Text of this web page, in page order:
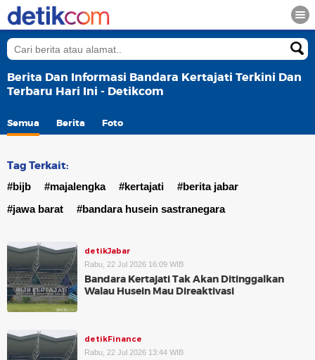
Berita Dan Informasi Bandara Kertajati Terkini Dan
Terbaru Hari Ini - Detikcom
Semua Berita Foto
Tag Terkait:
#bijb #majalengka #kertajati
#berita jabar
#jawa barat
#bandara husein sastranegara
detikJabar
Rabu, 22 Jul 2026 16:09 WIB
Bandara Kertajati Tak Akan Ditinggalkan
Walau Husein Mau Direaktivasi
detikFinance
Rabu, 22 Jul 2026 13:44 WIB